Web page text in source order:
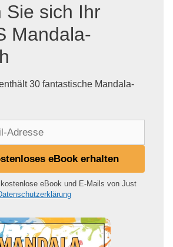
Sie sich Ihr
Mandala-
30 fantastische Mandala-
eBook erhalten
eBook und E-Mails von Just